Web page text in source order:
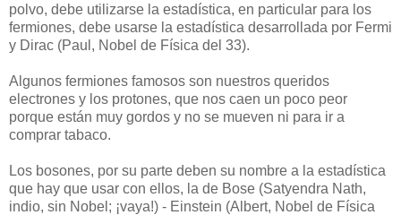
polvo, debe utilizarse la estadística, en particular para los
fermiones, debe usarse la estadística desarrollada por Fermi
y Dirac (Paul, Nobel de Física del 33).
Algunos fermiones famosos son nuestros queridos
electrones y los protones, que nos caen un poco peor
porque están muy gordos y no se mueven ni para ir a
comprar tabaco.
Los bosones, por su parte deben su nombre a la estadística
que hay que usar con ellos, la de Bose (Satyendra Nath,
indio, sin Nobel; ¡vaya!) - Einstein (Albert, Nobel de Física